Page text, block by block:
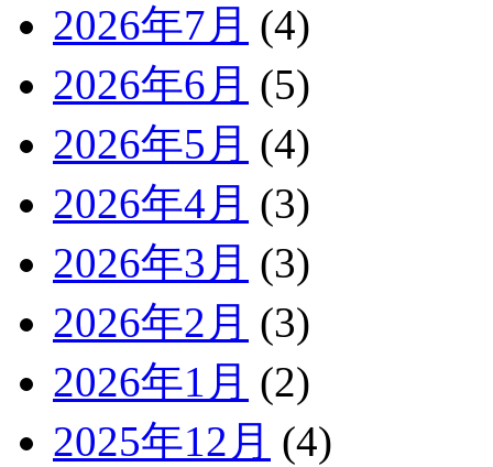
2026年7月 (4)
2026年6月 (5)
2026年5月 (4)
2026年4月 (3)
2026年3月 (3)
2026年2月 (3)
2026年1月 (2)
2025年12月 (4)